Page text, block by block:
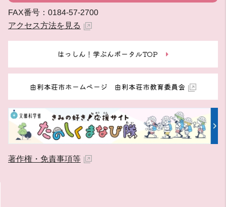
FAX番号：0184-57-2700
アクセス方法を見る
はっしん！学ぶんポータルTOP
由利本荘市ホームページ 由利本荘市教育委員会
著作権・免責事項等